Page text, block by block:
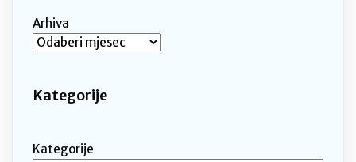
Arhiva
Kategorije
Kategorije